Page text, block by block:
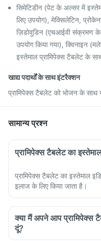
सिमेटिडीन (पेट के अल्सर में
लिए उपयोग), मेक्सिलेटिन,
ज़िडोवुडिन (एचआईवी संक्रमण
उपयोग किया गया), क्विनाइन
इस्तेमाल प्रामिपेक्स टैबलेट के साथ
खाद्य पदार्थों के साथ इंटरैक्शन
प्रामिपेक्स टैबलेट को भोजन के साथ
सामान्य प्रश्न
प्रामिपेक्स टैबलेट का
प्रामिपेक्स टैबलेट का इस्तेमाल
इलाज के लिए किया जाता है।
क्या मैं अपने आप प्रामिपेक्स
दूं?